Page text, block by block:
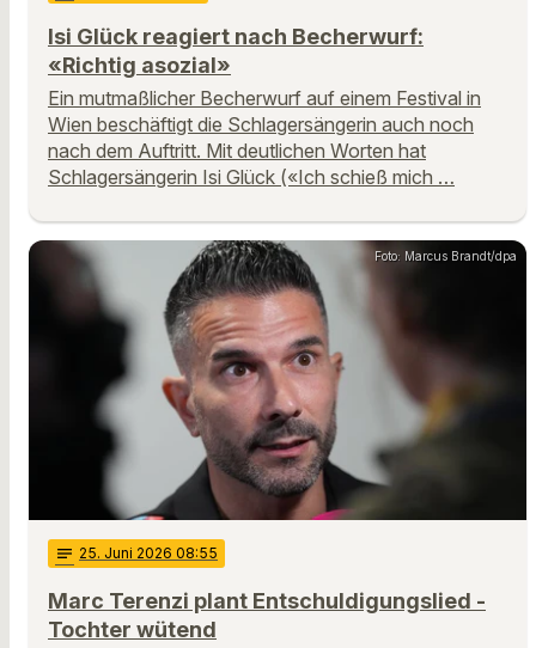
Isi Glück reagiert nach Becherwurf:
«Richtig asozial»
Ein mutmaßlicher Becherwurf auf einem Festival in
Wien beschäftigt die Schlagersängerin auch noch
nach dem Auftritt. Mit deutlichen Worten hat
Schlagersängerin Isi Glück («Ich schieß mich …
Foto: Marcus Brandt/dpa
notes 25. Juni 2026 08:55
Marc Terenzi plant Entschuldigungslied -
Tochter wütend